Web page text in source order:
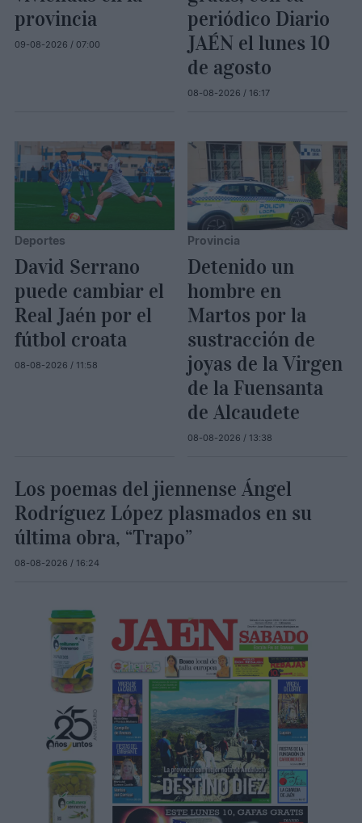
provincia
09-08-2026 / 07:00
periódico Diario
JAÉN el lunes 10
de agosto
08-08-2026 / 16:17
Deportes
David Serrano
puede cambiar el
Real Jaén por el
fútbol croata
08-08-2026 / 11:58
Provincia
Detenido un
hombre en
Martos por la
sustracción de
joyas de la Virgen
de la Fuensanta
de Alcaudete
08-08-2026 / 13:38
Los poemas del jiennense Ángel
Rodríguez López plasmados en su
última obra, “Trapo”
08-08-2026 / 16:24